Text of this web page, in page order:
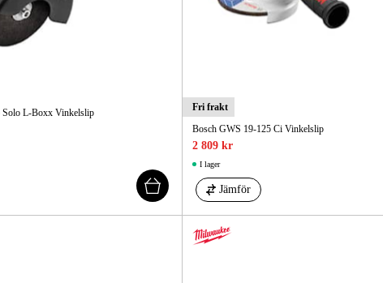
Solo L-Boxx Vinkelslip
Fri frakt
Bosch GWS 19-125 Ci Vinkelslip
2 809 kr
I lager
Jämför